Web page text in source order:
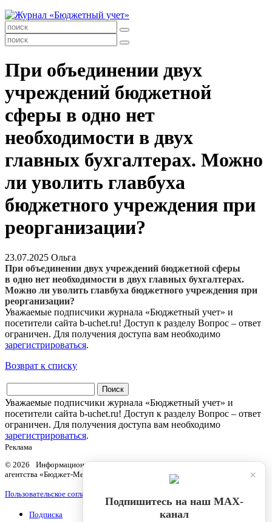
При объединении двух
учреждений бюджетной
сферы в одно нет
необходимости в двух
главных бухгалтерах. Можно
ли уволить главбуха
бюджетного учреждения при
реорганизации?
23.07.2025 Ольга
При объединении двух учреждений бюджетной сферы
в одно нет необходимости в двух главных бухгалтерах.
Можно ли уволить главбуха бюджетного учреждения при
реорганизации?
Уважаемые подписчики журнала «Бюджетный учет» и
посетители сайта b-uchet.ru! Доступ к разделу Вопрос – ответ
ограничен. Для получения доступа вам необходимо
зарегистрироваться.
Возврат к списку
Уважаемые подписчики журнала «Бюджетный учет» и
посетители сайта b-uchet.ru! Доступ к разделу Вопрос – ответ
ограничен. Для получения доступа вам необходимо
зарегистрироваться.
Реклама
© 2026 Информационный продукт «Бюджетный учет» информационного
агентства «Бюджет-Медиа»
Пользовательское соглашение
Подписка
×
Подпишитесь на наш МАХ-
канал